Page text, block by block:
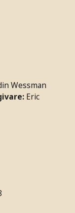
Wessman
Eric